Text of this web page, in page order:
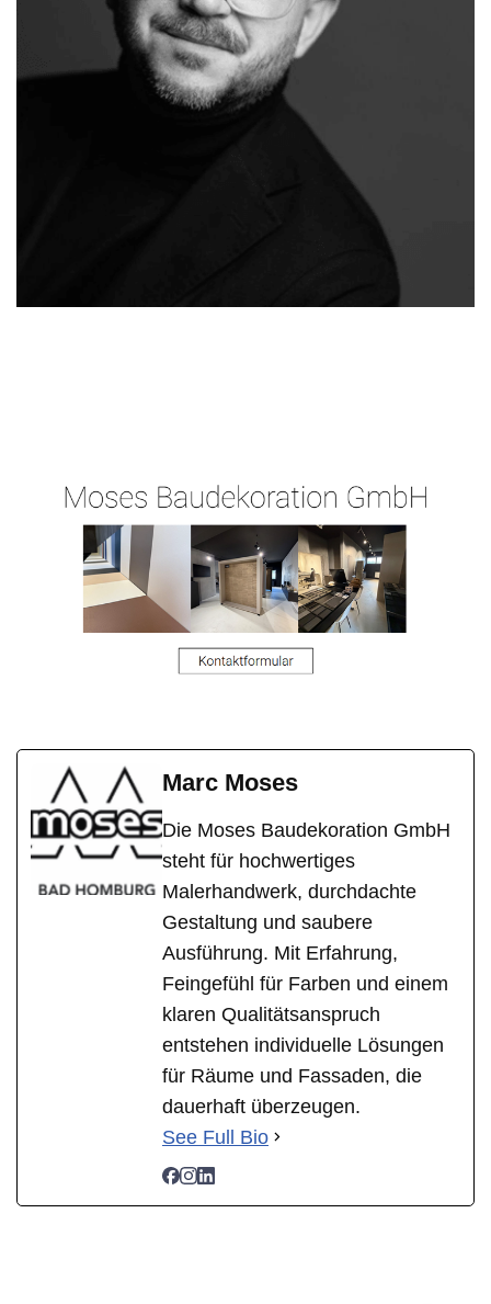
Marc Moses
Die Moses Baudekoration GmbH
steht für hochwertiges
Malerhandwerk, durchdachte
Gestaltung und saubere
Ausführung. Mit Erfahrung,
Feingefühl für Farben und einem
klaren Qualitätsanspruch
entstehen individuelle Lösungen
für Räume und Fassaden, die
dauerhaft überzeugen.
See Full Bio